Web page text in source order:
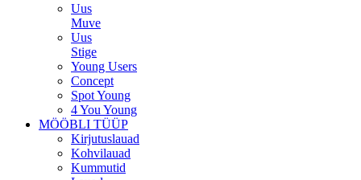
Uus
Muve
Uus
Stige
Young Users
Concept
Spot Young
4 You Young
MÖÖBLI TÜÜP
Kirjutuslauad
Kohvilauad
Kummutid